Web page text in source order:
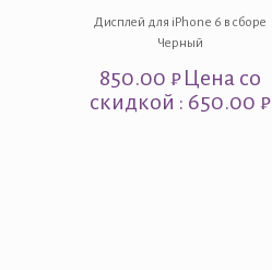
Дисплей для iPhone 6 в сборе
Черный
850.00 ₽Цена со
скидкой : 650.00 ₽